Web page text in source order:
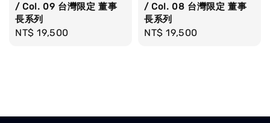
/ Col. 09 台灣限定 董事
長系列
Regular
NT$ 19,500
/ Col. 08 台灣限定 董事
長系列
Regular
NT$ 19,500